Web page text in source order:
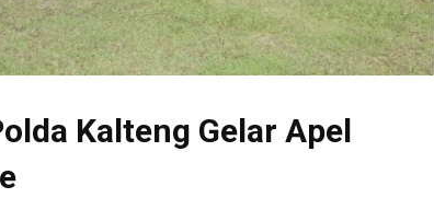
Kalteng Gelar Apel